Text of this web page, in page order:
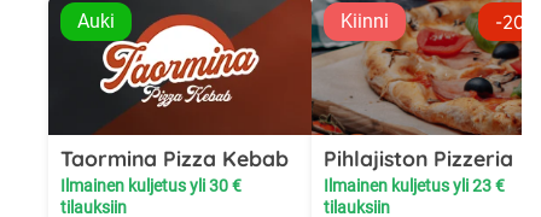
Auki
Taormina Pizza Kebab
Ilmainen kuljetus yli 30 €
tilauksiin
Kiinni -20
Pihlajiston Pizzeria
Ilmainen kuljetus yli 23 €
tilauksiin